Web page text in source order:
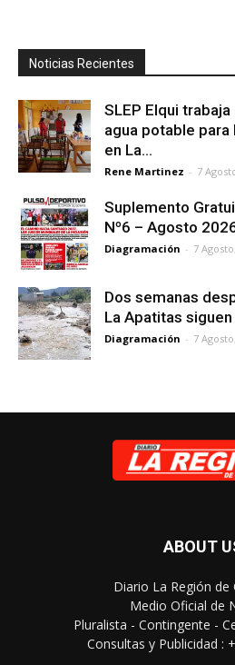
Noticias Recientes
SLEP Elqui
agua potable para
en La...
Rene Martinez - 7
Suplemento
Nº6 – Agosto
Diagramación - 7
Dos semanas
La Apatitas
Diagramación - 7
ABOUT
Diario La Región de
Medio Oficial de
Pluralista - Contingente -
Consultas y Publicidad :